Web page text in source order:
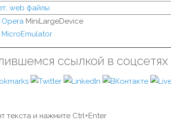
web файлы
Opera MiniLargeDevice
MicroEmulator
ссылкой в соцсетях
текста и нажмите Ctrl+Enter